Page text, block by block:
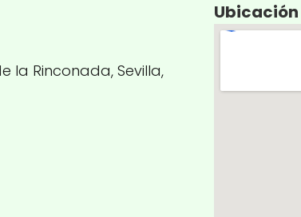
la Rinconada, Sevilla,
Ubicación